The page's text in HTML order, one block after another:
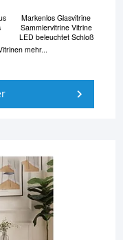
Markenlos Glasvitrine
Sammlervitrine Vitrine
LED beleuchtet Schloß
mehr...